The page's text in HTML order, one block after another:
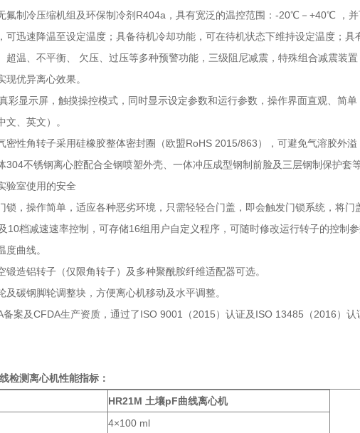
氟制冷压缩机组及环保制冷剂R404a，具有宽泛的温控范围：-20℃－+40℃ ，
可迅速降温至设定温度；具备待机冷却功能，可在待机状态下维持设定温度；具
超温、不平衡、 欠压、过压等多种预警功能，三级阻尼减震，特殊组合减震装
现优异离心效果。
彩显示屏，触摸操控模式，同时显示设定参数和运行参数，操作界面直观、简
文、英文）。
密性角转子采用硅橡胶整体密封圈（欧盟RoHS 2015/863），可避免气溶胶外溢
304不锈钢离心腔配合全钢喷塑外壳、一体冲压成型钢制前脸及三层钢制保护套
验室使用的安全
锁，操作简单，适应各种恶劣环境，只需轻轻合门盖，即会触发门锁系统，将门
10档减速速率控制，可存储16组用户自定义程序，可随时修改运行转子的控制
度曲线。
锻造铝转子（仅限角转子）及多种聚酰胺纤维适配器可选。
及碳钢脚轮调整块，方便离心机移动及水平调整。
备案及CFDA生产资质，通过了ISO 9001（2015）认证及ISO 13485（2016）认
检测离心机性能指标：
HR21M 土壤pF曲线离心机
4×100 ml